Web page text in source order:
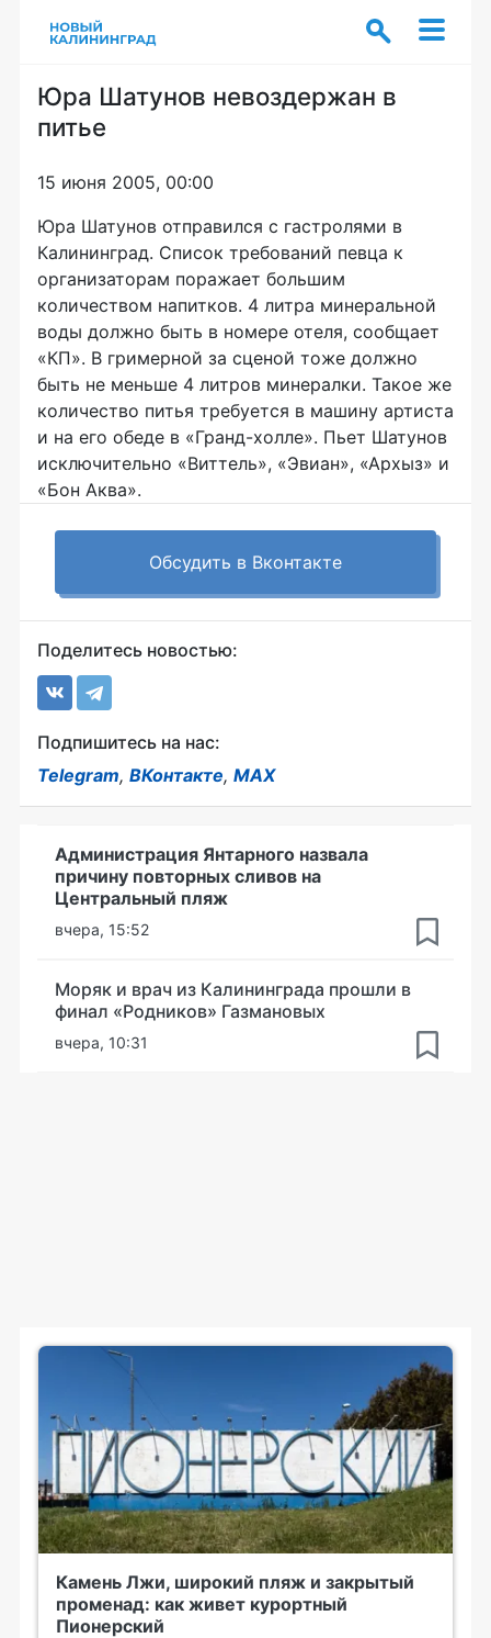
Юра Шатунов невоздержан в
питье
15 июня 2005, 00:00
Юра Шатунов отправился с гастролями в
Калининград. Список требований певца к
организаторам поражает большим
количеством напитков. 4 литра минеральной
воды должно быть в номере отеля, сообщает
«КП». В гримерной за сценой тоже должно
быть не меньше 4 литров минералки. Такое же
количество питья требуется в машину артиста
и на его обеде в «Гранд-холле». Пьет Шатунов
исключительно «Виттель», «Эвиан», «Архыз» и
«Бон Аква».
Обсудить в Вконтакте
Поделитесь новостью:
Подпишитесь на нас:
Telegram, ВКонтакте, MAX
Администрация Янтарного назвала
причину повторных сливов на
Центральный пляж
вчера, 15:52
Моряк и врач из Калининграда прошли в
финал «Родников» Газмановых
вчера, 10:31
Камень Лжи, широкий пляж и закрытый
променад: как живет курортный
Пионерский